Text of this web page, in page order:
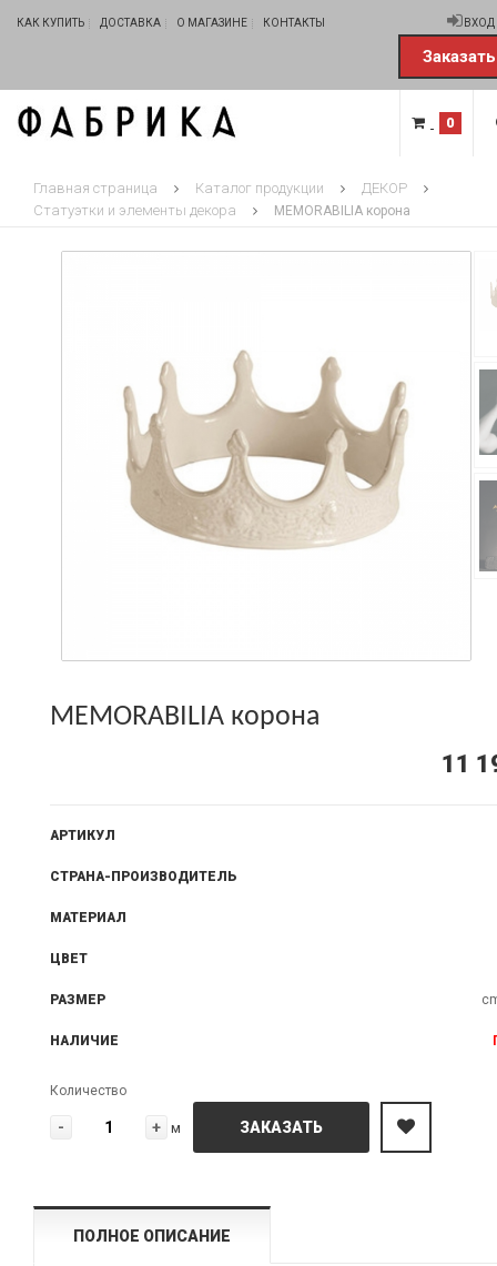
КАК КУПИТЬ ДОСТАВКА О МАГАЗИНЕ КОНТАКТЫ ВХОД
0
Главная страница Каталог продукции
ДЕКОР
Статуэтки и элементы декора
MEMORABILIA корона
MEMORABILIA корона
11
АРТИКУЛ
СТРАНА-ПРОИЗВОДИТЕЛЬ
МАТЕРИАЛ
ЦВЕТ
РАЗМЕР
НАЛИЧИЕ
Количество
- + м ЗАКАЗАТЬ
ПОЛНОЕ ОПИСАНИЕ